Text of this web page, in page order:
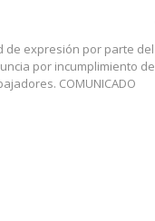
de expresión por parte del
por incumplimiento de
COMUNICADO